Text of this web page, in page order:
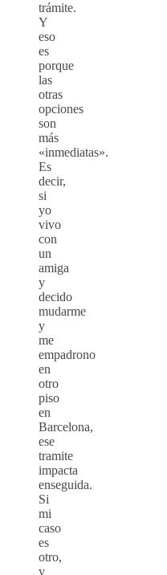
trámite.
Y
eso
es
porque
las
otras
opciones
son
más
«inmediatas».
Es
decir,
si
yo
vivo
con
un
amiga
y
decido
mudarme
y
me
empadrono
en
otro
piso
en
Barcelona,
ese
tramite
impacta
enseguida.
Si
mi
caso
es
otro,
y